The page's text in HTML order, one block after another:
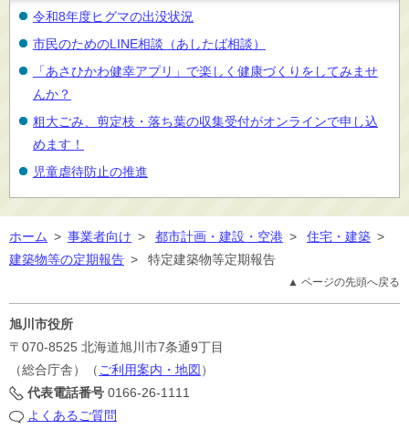
令和8年度ヒグマの出没状況
市民のためのLINE相談（あしたば相談）
「あさひかわ健幸アプリ」で楽しく健康づくりをしてみませ
んか？
粗大ごみ、剪定枝・落ち葉の収集受付がオンラインで申し込
めます！
児童虐待防止の推進
ホーム > 事業者向け > 都市計画・建設・空港 > 住宅・建築 >
建築物等の定期報告 > 特定建築物等定期報告
▲ ページの先頭へ戻る
旭川市役所
〒070-8525 北海道旭川市7条通9丁目
（総合庁舎）（ ご利用案内・地図 ）
代表電話番号 0166-26-1111
よくあるご質問